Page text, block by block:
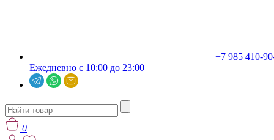
+7 985 410-
Ежедневно с 10:00 до 23:00
0